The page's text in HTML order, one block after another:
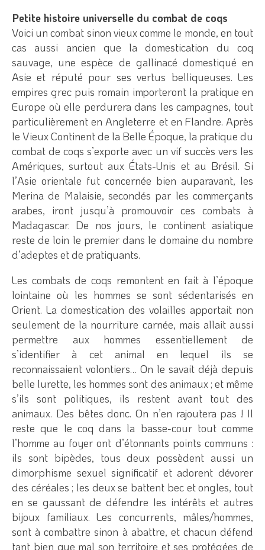
Petite histoire universelle du combat de coqs
Voici un combat sinon vieux comme le monde, en tout
cas aussi ancien que la domestication du coq
sauvage, une espèce de gallinacé domestiqué en
Asie et réputé pour ses vertus belliqueuses. Les
empires grec puis romain importeront la pratique en
Europe où elle perdurera dans les campagnes, tout
particulièrement en Angleterre et en Flandre. Après
le Vieux Continent de la Belle Époque, la pratique du
combat de coqs s’exporte avec un vif succès vers les
Amériques, surtout aux États-Unis et au Brésil. Si
l’Asie orientale fut concernée bien auparavant, les
Merina de Malaisie, secondés par les commerçants
arabes, iront jusqu’à promouvoir ces combats à
Madagascar. De nos jours, le continent asiatique
reste de loin le premier dans le domaine du nombre
d’adeptes et de pratiquants.
Les combats de coqs remontent en fait à l’époque
lointaine où les hommes se sont sédentarisés en
Orient. La domestication des volailles apportait non
seulement de la nourriture carnée, mais allait aussi
permettre aux hommes essentiellement de
s’identifier à cet animal en lequel ils se
reconnaissaient volontiers… On le savait déjà depuis
belle lurette, les hommes sont des animaux ; et même
s’ils sont politiques, ils restent avant tout des
animaux. Des bêtes donc. On n’en rajoutera pas ! Il
reste que le coq dans la basse-cour tout comme
l’homme au foyer ont d’étonnants points communs :
ils sont bipèdes, tous deux possèdent aussi un
dimorphisme sexuel significatif et adorent dévorer
des céréales ; les deux se battent bec et ongles, tout
en se gaussant de défendre les intérêts et autres
bijoux familiaux. Les concurrents, mâles/hommes,
sont à combattre sinon à abattre, et chacun défend
tant bien que mal son territoire et ses protégées de